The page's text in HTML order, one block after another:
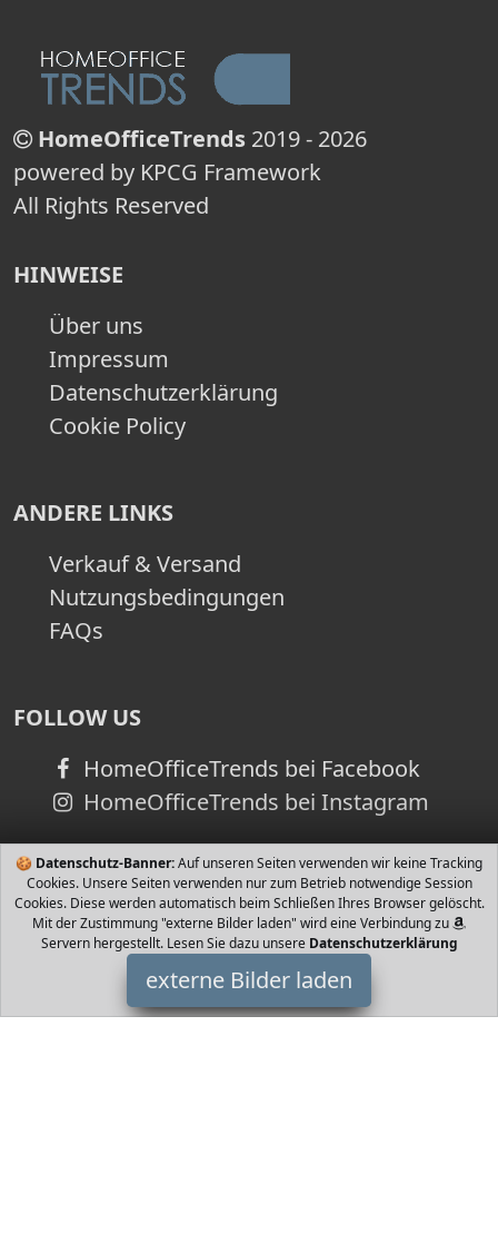
🍪 Datenschutz-Banner:Auf unseren Seiten verwenden wir keine Tracking
Cookies. Unsere Seiten verwenden nur zum Betrieb notwendige Session
Cookies. Diese werden automatisch beim Schließen Ihres Browser gelöscht.
Mit der Zustimmung "externe Bilder laden" wird eine Verbindung zu
Servern hergestellt. Lesen Sie dazu unsere Datenschutzerklärung
externe Bilder laden
HomeOfficeTrends 2019 - 2026
powered by KPCG Framework
All Rights Reserved
HINWEISE
Über uns
Impressum
Datenschutzerklärung
Cookie Policy
ANDERE LINKS
Verkauf & Versand
Nutzungsbedingungen
FAQs
FOLLOW US
HomeOfficeTrends bei Facebook
HomeOfficeTrends bei Instagram